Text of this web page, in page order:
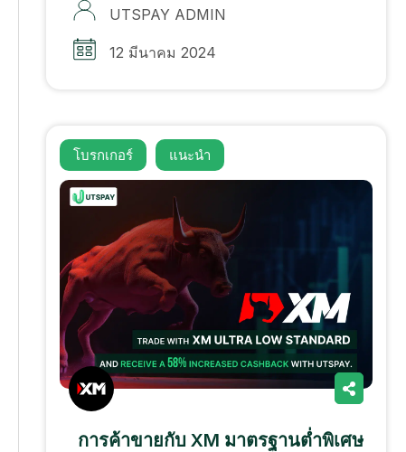
UTSPAY ADMIN
12 มีนาคม 2024
โบรกเกอร์ แนะนํา
การค้าขายกับ XM มาตรฐานต่ำพิเศษ